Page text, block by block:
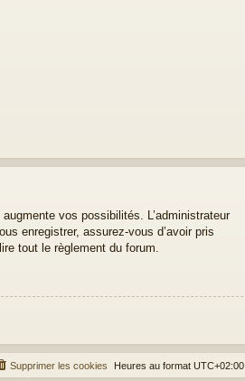
vos possibilités. L’administrateur
enregistrer, assurez-vous d’avoir pris
tout le règlement du forum.
Heures au format UTC+02:00
Supprimer les cookies